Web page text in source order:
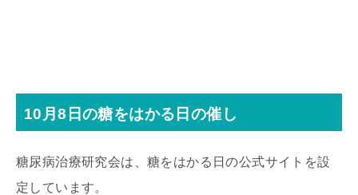
10月8日の糖をはかる日の催し
糖尿病治療研究会は、糖をはかる日の公式サイトを設
定しています。